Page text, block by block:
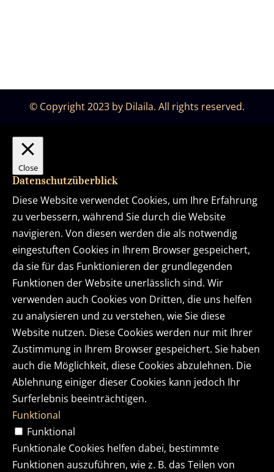
© Copyright 2023 by Dilaila. All rights reserved.
Close
Datenschutzüberblick
Diese Website verwendet Cookies, um Ihre Erfahrung
zu verbessern, während Sie durch die Website
navigieren. Von diesen werden die als notwendig
eingestuften Cookies in Ihrem Browser gespeichert,
da sie für das Funktionieren der grundlegenden
Funktionen der Website unerlässlich sind. Wir
verwenden auch Cookies von Dritten, die uns helfen
zu analysieren und zu verstehen, wie Sie diese
Website nutzen. Diese Cookies werden nur mit Ihrer
Zustimmung in Ihrem Browser gespeichert. Sie haben
auch die Möglichkeit, diese Cookies abzulehnen. Die
Ablehnung einiger dieser Cookies kann jedoch Ihr
Surferlebnis beeinträchtigen.
Funktional
Funktional
Funktionale Cookies helfen dabei, bestimmte
Funktionen auszuführen, wie z. B. das Teilen von